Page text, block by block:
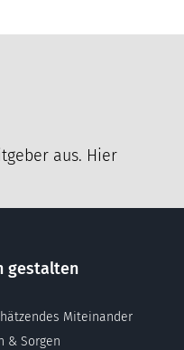
aus. Hier
gestalten
Miteinander
& Sorgen